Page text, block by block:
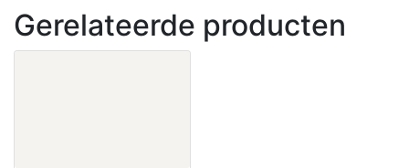
Gerelateerde producten